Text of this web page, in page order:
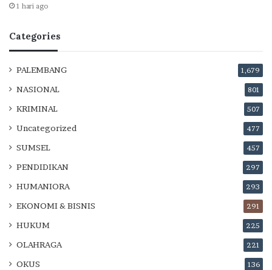
1 hari ago
Categories
PALEMBANG 1,679
NASIONAL 801
KRIMINAL 507
Uncategorized 477
SUMSEL 457
PENDIDIKAN 297
HUMANIORA 293
EKONOMI & BISNIS 291
HUKUM 225
OLAHRAGA 221
OKUS 136